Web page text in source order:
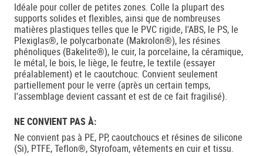
Idéale pour coller de petites zones. Colle la plupart des
supports solides et flexibles, ainsi que de nombreuses
matières plastiques telles que le PVC rigide, l'ABS, le PS, le
Plexiglas®, le polycarbonate (Makrolon®), les résines
phénoliques (Bakelite®), le cuir, la porcelaine, la céramique,
le métal, le bois, le liège, le feutre, le textile (essayer
préalablement) et le caoutchouc. Convient seulement
partiellement pour le verre (après un certain temps,
l'assemblage devient cassant et est de ce fait fragilisé).
NE CONVIENT PAS À:
Ne convient pas à PE, PP, caoutchoucs et résines de silicone
(Si), PTFE, Teflon®, Styrofoam, vêtements en cuir et tissu.